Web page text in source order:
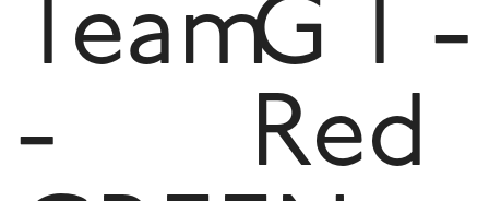
Team
-
G T -
Red